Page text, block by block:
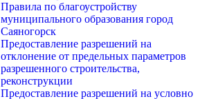
Правила по благоустройству
муниципального образования город
Саяногорск
Предоставление разрешений на
отклонение от предельных параметров
разрешенного строительства,
реконструкции
Предоставление разрешений на условно